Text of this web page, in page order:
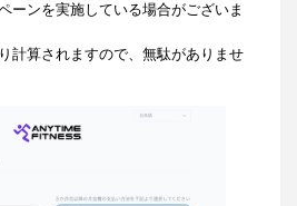
ーンを実施している場合がございま
計算されますので、無駄がありませ